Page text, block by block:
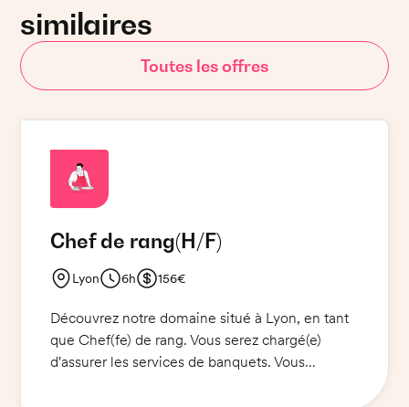
similaires
Toutes les offres
Chef de rang(H/F)
Lyon 6h 156€
Découvrez notre domaine situé à Lyon, en tant
que Chef(fe) de rang. Vous serez chargé(e)
d'assurer les services de banquets. Vous